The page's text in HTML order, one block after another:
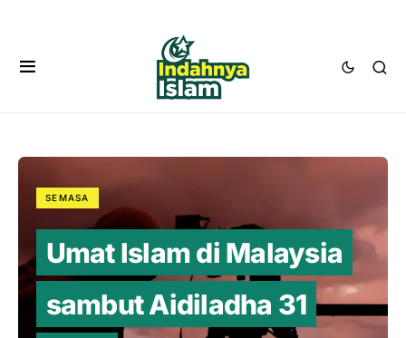
SEMASA
Umat Islam di Malaysia
sambut Aidiladha 31